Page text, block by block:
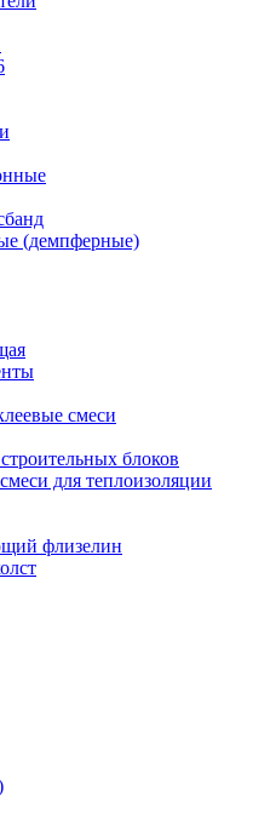
(демпферные)
смеси
блоков
для теплоизоляции
флизелин